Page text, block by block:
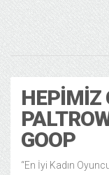
HEPIMIZ
GOOP
“En İyi Kadın